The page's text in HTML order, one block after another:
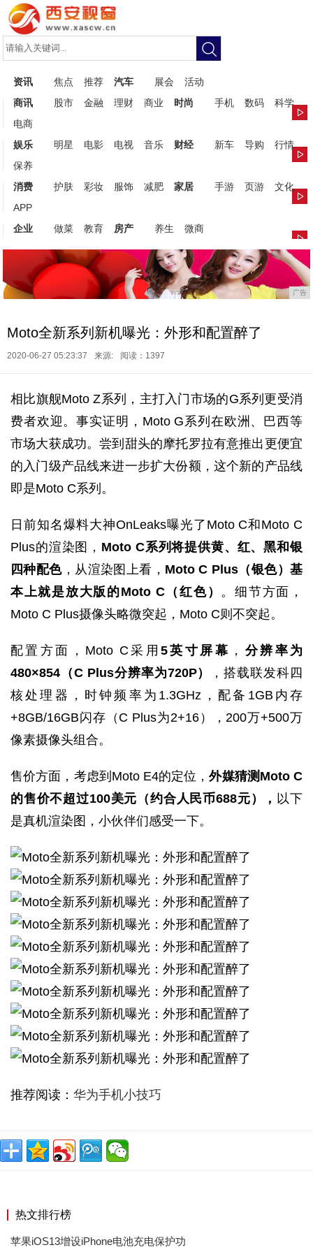
资讯 焦点 推荐 汽车 展会
活动
商讯
股市 金融 理财 商业 时尚 手机 数码
科学
电商
娱乐
明星 电影 电视 音乐 财经 新车 导购
行情
保养
消费
护肤 彩妆 服饰 减肥 家居 手游 页游
文化
APP
企业
做菜 教育 房产 养生 微商
广告
Moto全新系列新机曝光：外形和配置醉了
2020-06-27 05:23:37 来源: 阅读：1397
相比旗舰Moto Z系列，主打入门市场的G系列更受消
费者欢迎。事实证明，Moto G系列在欧洲、巴西等
市场大获成功。尝到甜头的摩托罗拉有意推出更便宜
的入门级产品线来进一步扩大份额，这个新的产品线
即是Moto C系列。
日前知名爆料大神OnLeaks曝光了Moto C和Moto C
Plus的渲染图， Moto C系列将提供黄、红、黑和银
四种配色，从渲染图上看， Moto C Plus（银色）基
本上就是放大版的Moto C（红色） 。细节方面，
Moto C Plus摄像头略微突起，Moto C则不突起。
配置方面，Moto C采用 5英寸屏幕 ， 分辨率为
480×854（C Plus分辨率为720P）
，搭载联发科四
核处理器，时钟频率为1.3GHz，配备1GB内存
+8GB/16GB闪存（C Plus为2+16），200万+500万
像素摄像头组合。
售价方面，考虑到Moto E4的定位，外媒猜测Moto C
的售价不超过100美元（约合人民币688元）， 以下
是真机渲染图，小伙伴们感受一下。
推荐阅读： 华为手机小技巧
热文排行榜
苹果iOS13增设iPhone电池充电保护功